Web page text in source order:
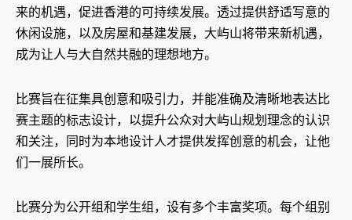
来的机遇，促进香港的可持续发展。透过提供舒适写意的
休闲设施，以及房屋和基建发展，大屿山将带来新机遇，
成为让人与大自然共融的理想地方。
比赛旨在征集具创意和吸引力，并能准确及清晰地表达比
赛主题的标志设计，以提升公众对大屿山规划理念的认识
和关注，同时为本地设计人才提供发挥创意的机会，让他
们一展所长。
比赛分为公开组和学生组，设有多个丰富奖项。每个组别